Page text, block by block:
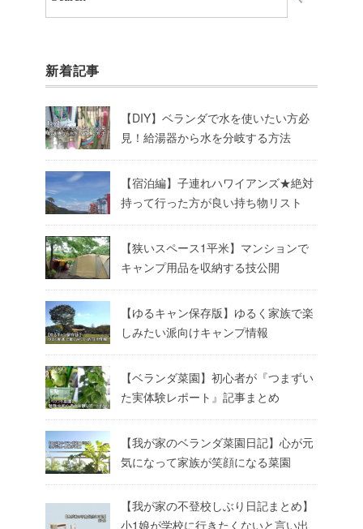
新着記事
【DIY】ベランダで水を使いたい方必
見！給湯器から水を分岐する方法
【宿泊編】子連れハワイアンズ★絶対
持って行った方が良い持ち物リスト
【狭いスペース1平米】マンションで
キャンプ用品を収納する技公開
【ゆるキャン保存版】ゆるく家族で楽
しみたい派向けキャンプ情報
【ベランダ菜園】初心者が『つまずい
た実体験レポート』記事まとめ
【我が家のベランダ菜園日記】心が元
気になって家族が笑顔になる菜園
【我が家の不登校しぶり日記まとめ】
小1娘が学校に行きたくないと言い出